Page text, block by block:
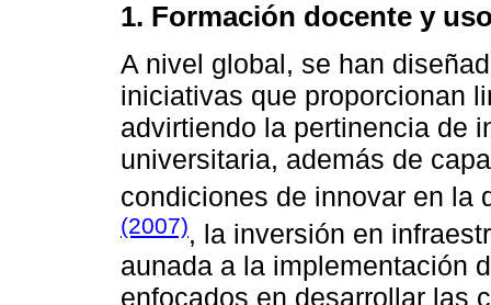
1. Formación docente y
A nivel global, se han
iniciativas que proporcionan
advirtiendo la pertinencia de
universitaria, además de
condiciones de innovar en la
(2007), la inversión en
aunada a la implementación
enfocados en desarrollar las